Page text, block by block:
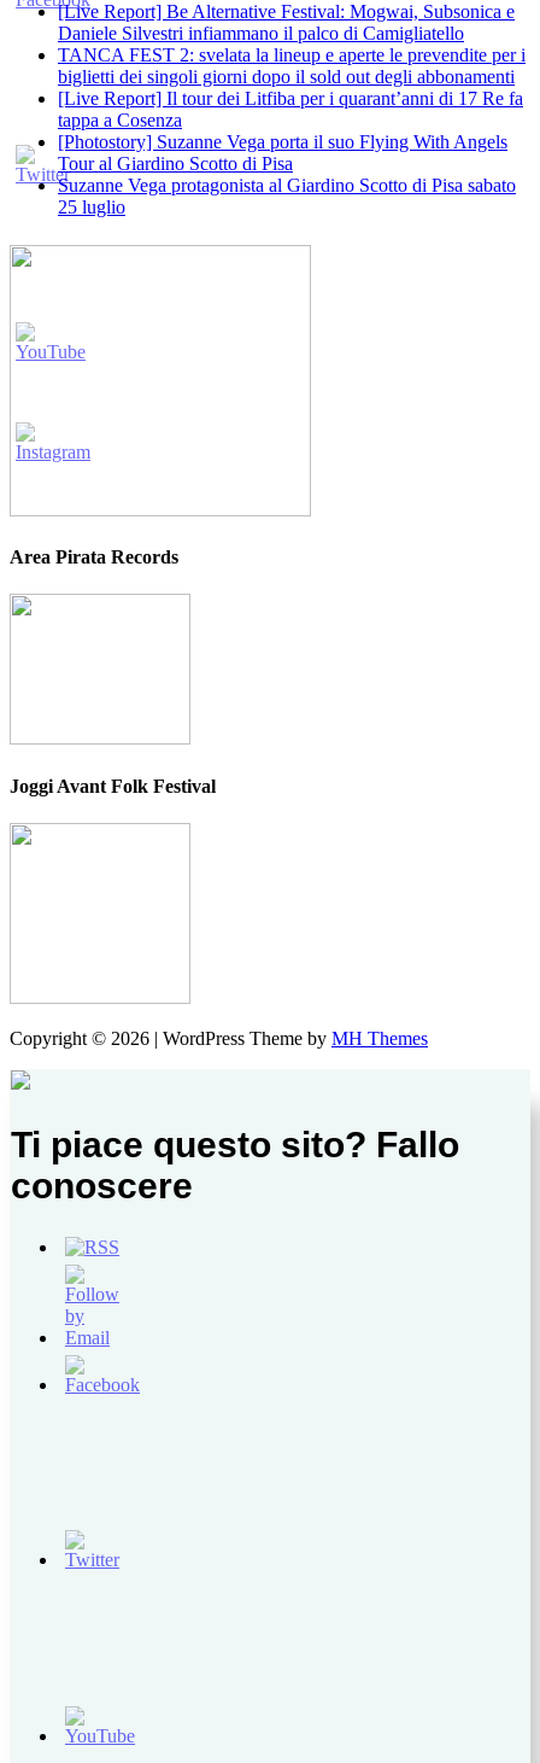
[Live Report] Be Alternative Festival: Mogwai, Subsonica e
Daniele Silvestri infiammano il palco di Camigliatello
TANCA FEST 2: svelata la lineup e aperte le prevendite per i
biglietti dei singoli giorni dopo il sold out degli abbonamenti
[Live Report] Il tour dei Litfiba per i quarant’anni di 17 Re fa
tappa a Cosenza
[Photostory] Suzanne Vega porta il suo Flying With Angels
Tour al Giardino Scotto di Pisa
Suzanne Vega protagonista al Giardino Scotto di Pisa sabato
25 luglio
Area Pirata Records
Joggi Avant Folk Festival
Copyright © 2026 | WordPress Theme by MH Themes
Ti piace questo sito? Fallo
conoscere